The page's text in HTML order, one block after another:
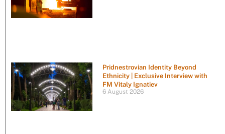
Pridnestrovian Identity Beyond
Ethnicity | Exclusive Interview with
FM Vitaly Ignatiev
6 August 2026